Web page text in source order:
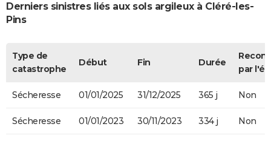
Derniers sinistres liés aux sols argileux à Cléré-les-
Pins
Type de
catastrophe
Début Fin Durée
par
Sécheresse 01/01/2025 31/12/2025 365 j Non
Sécheresse 01/01/2023 30/11/2023 334 j Non